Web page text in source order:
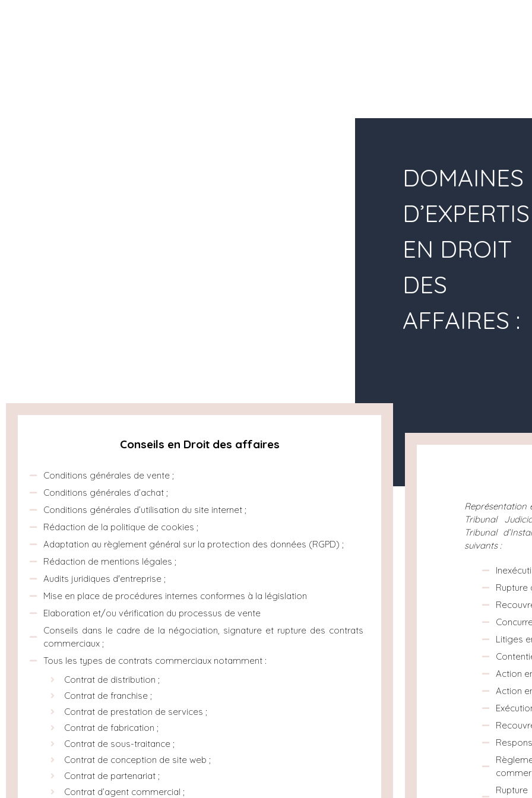
DOMAINES
EN DROIT
DES
AFFAIRES :
Conseils en Droit des affaires
Conditions générales de vente ;
Conditions générales d’achat ;
Conditions générales d’utilisation du site internet ;
Rédaction de la politique de cookies ;
Adaptation au règlement général sur la protection des données (RGPD) ;
Rédaction de mentions légales ;
Audits juridiques d'entreprise ;
Mise en place de procédures internes conformes à la législation
Elaboration et/ou vérification du processus de vente
Conseils dans le cadre de la négociation, signature et rupture des contrats
commerciaux ;
Tous les types de contrats commerciaux notamment :
Contrat de distribution ;
Contrat de franchise ;
Contrat de prestation de services ;
Contrat de fabrication ;
Contrat de sous-traitance ;
Contrat de conception de site web ;
Contrat de partenariat ;
Contrat d’agent commercial ;
Représentation
Tribunal
Tribunal
suivants :
Rupture
Litiges
Action
Action